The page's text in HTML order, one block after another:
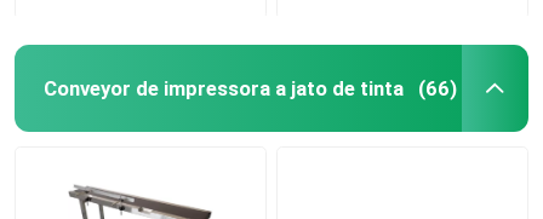
Conveyor de impressora a jato de tinta (66)